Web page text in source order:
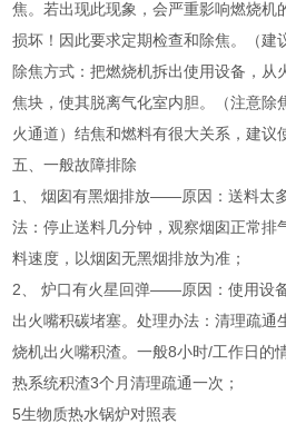
焦。若出现此现象，会严重影响燃烧机
损坏！因此要求定期检查和除焦。（建
除焦方式：把燃烧机拆出使用设备，从
焦块，使其脱离气化室内胆。（注意除
火通道）结焦和燃料有很大关系，建议
五、一般故障排除
1、 烟囱有黑烟排放——原因：送料太
法：停止送料几分钟，观察烟囱正常排
料速度，以烟囱无黑烟排放为准；
2、 炉口有火星回弹——原因：使用设
出火嘴积碳堵塞。处理办法：清理疏通
烧机出火嘴积渣。一般8小时/工作日的
热系统积渣3个月清理疏通一次；
5生物质热水锅炉对照表